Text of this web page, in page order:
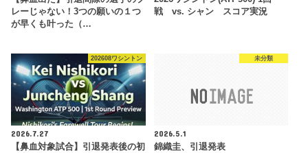
レーじゃない！3つの願いの１つ
が早くも叶った（…
戦 vs. シャン スコア実況
202608ワシントン
2026.7.27
【鼻血対象試合】引退発表後の初
未分類
2026.5.1
錦織圭、引退発表